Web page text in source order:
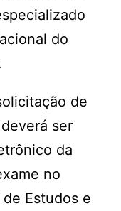
do
de
ser
da
no
Estudos e